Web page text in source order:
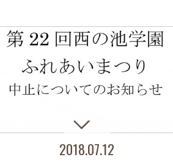
2018.07.12